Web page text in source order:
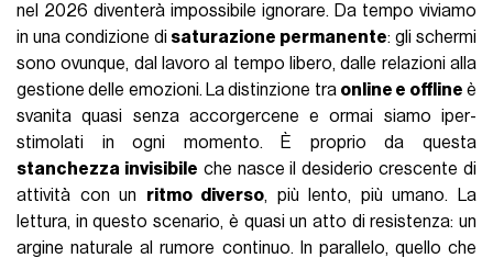
nel 2026 diventerà impossibile ignorare. Da tempo viviamo
in una condizione di saturazione permanente: gli schermi
sono ovunque, dal lavoro al tempo libero, dalle relazioni alla
gestione delle emozioni. La distinzione tra online e offline è
svanita quasi senza accorgercene e ormai siamo iper-
stimolati in ogni momento. È proprio da questa
stanchezza invisibile che nasce il desiderio crescente di
attività con un ritmo diverso, più lento, più umano. La
lettura, in questo scenario, è quasi un atto di resistenza: un
argine naturale al rumore continuo. In parallelo, quello che